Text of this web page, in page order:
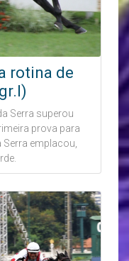
rotina de
Serra superou
prova para
Serra emplacou,